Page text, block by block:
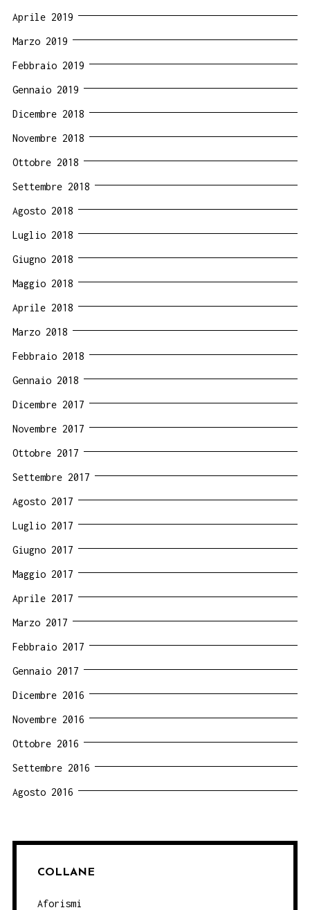
Aprile 2019
Marzo 2019
Febbraio 2019
Gennaio 2019
Dicembre 2018
Novembre 2018
Ottobre 2018
Settembre 2018
Agosto 2018
Luglio 2018
Giugno 2018
Maggio 2018
Aprile 2018
Marzo 2018
Febbraio 2018
Gennaio 2018
Dicembre 2017
Novembre 2017
Ottobre 2017
Settembre 2017
Agosto 2017
Luglio 2017
Giugno 2017
Maggio 2017
Aprile 2017
Marzo 2017
Febbraio 2017
Gennaio 2017
Dicembre 2016
Novembre 2016
Ottobre 2016
Settembre 2016
Agosto 2016
COLLANE
Aforismi